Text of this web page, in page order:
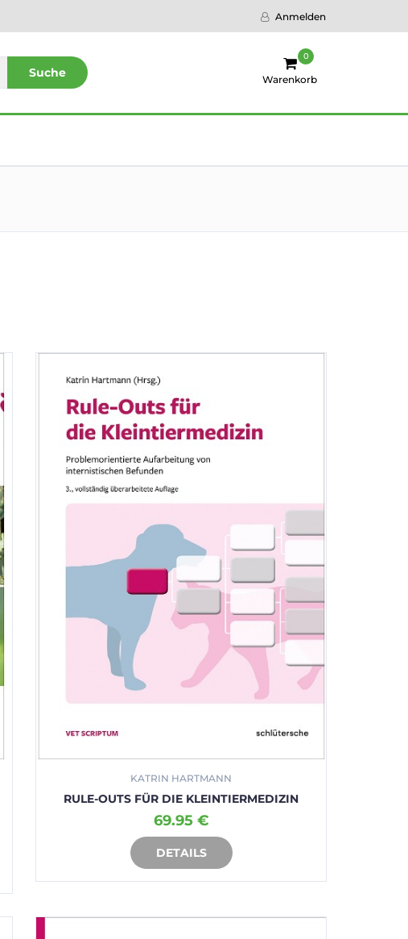
Anmelden
Suche Warenkorb
0
KATRIN HARTMANN
RULE-OUTS FÜR DIE KLEINTIERMEDIZIN
69.95 €
DETAILS
IN DEN WARENKORB